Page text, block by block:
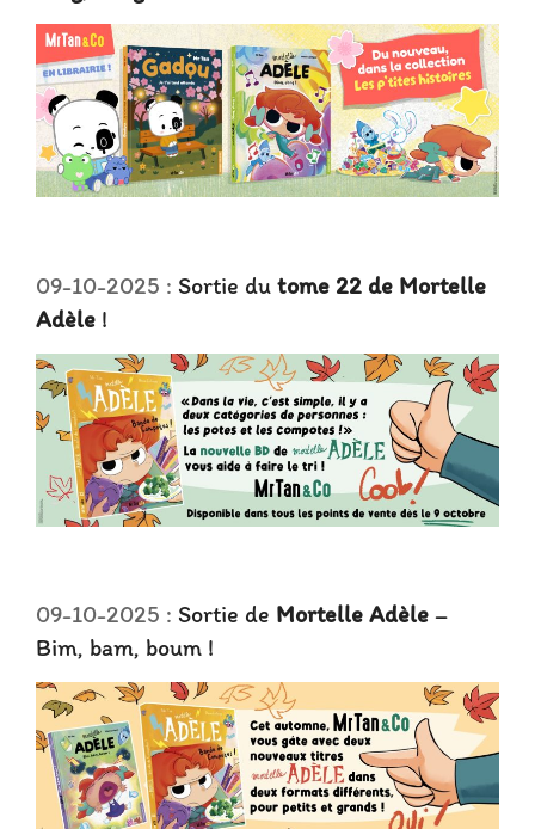
09-10-2025 : Sortie du tome 22 de Mortelle
Adèle !
09-10-2025 : Sortie de Mortelle Adèle –
Bim, bam, boum !